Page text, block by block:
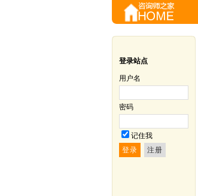
登录站点
用户名
密码
记住我